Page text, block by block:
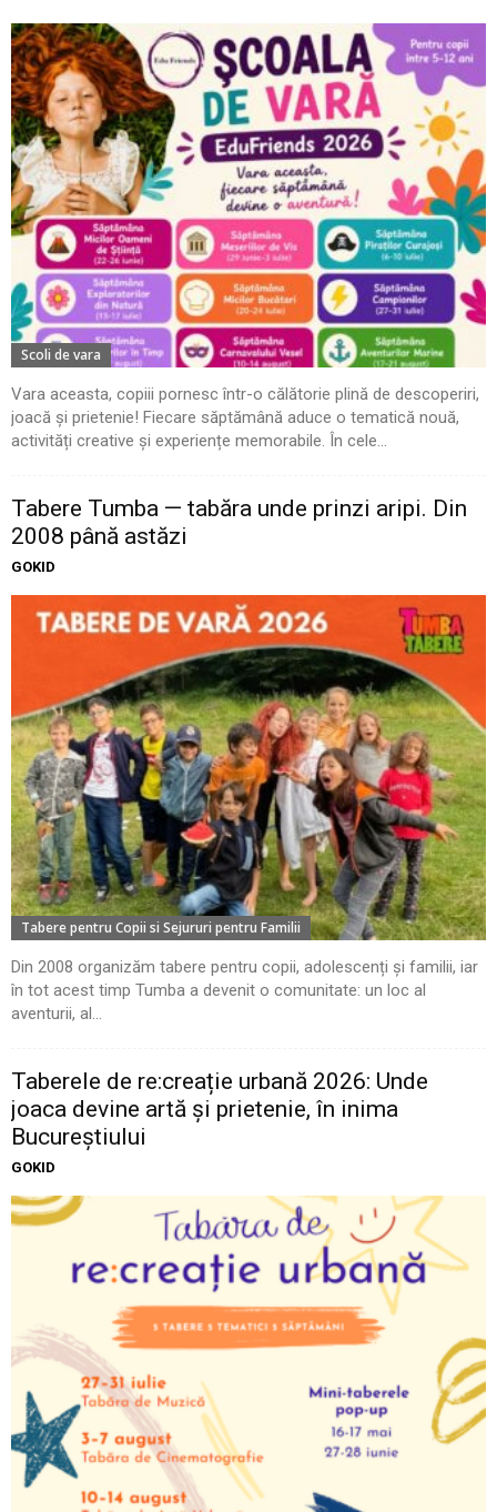
Scoli de vara
Vara aceasta, copiii pornesc într-o călătorie plină de descoperiri,
joacă și prietenie! Fiecare săptămână aduce o tematică nouă,
activități creative și experiențe memorabile. În cele...
Tabere Tumba — tabăra unde prinzi aripi. Din
2008 până astăzi
GOKID
Tabere pentru Copii si Sejururi pentru Familii
Din 2008 organizăm tabere pentru copii, adolescenți și familii, iar
în tot acest timp Tumba a devenit o comunitate: un loc al
aventurii, al...
Taberele de re:creație urbană 2026: Unde
joaca devine artă și prietenie, în inima
Bucureștiului
GOKID